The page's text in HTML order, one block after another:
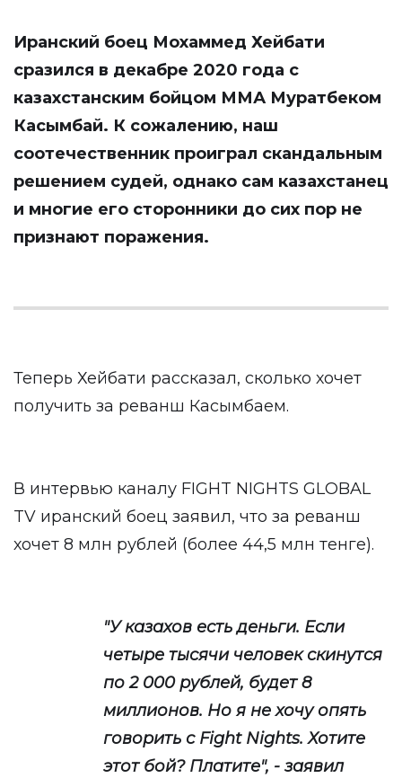
Иранский боец Мохаммед Хейбати
сразился в декабре 2020 года с
казахстанским бойцом ММА Муратбеком
Касымбай. К сожалению, наш
соотечественник проиграл скандальным
решением судей, однако сам казахстанец
и многие его сторонники до сих пор не
признают поражения.
Теперь Хейбати рассказал, сколько хочет
получить за реванш Касымбаем.
В интервью каналу FIGHT NIGHTS GLOBAL
TV иранский боец заявил, что за реванш
хочет 8 млн рублей (более 44,5 млн тенге).
"У казахов есть деньги. Если
четыре тысячи человек скинутся
по 2 000 рублей, будет 8
миллионов. Но я не хочу опять
говорить с Fight Nights. Хотите
этот бой? Платите", - заявил